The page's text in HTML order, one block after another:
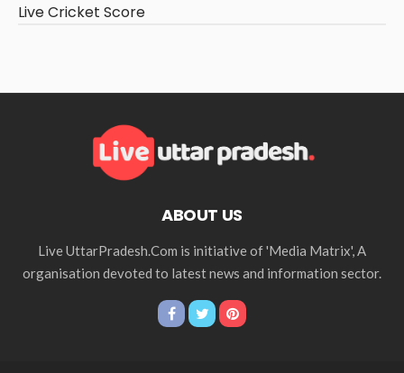
Live Cricket Score
ABOUT US
Live UttarPradesh.Com is initiative of 'Media Matrix', A
organisation devoted to latest news and information sector.